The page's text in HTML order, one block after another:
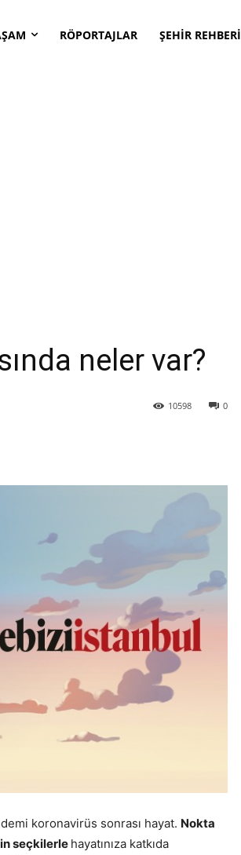
RÖPORTAJLAR ŞEHİR REHBERİ
neler var?
0
10598
koronavirüs sonrası hayat. Nokta
seçkilerle hayatınıza katkıda